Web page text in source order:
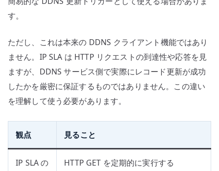
す。
ただし、これは本来の DDNS クライアント機能ではあり
ません。IP SLA は HTTP リクエストの到達性や応答を見
ますが、DDNS サービス側で実際にレコード更新が成功
したかを厳密に保証するものではありません。この違い
を理解して使う必要があります。
観点 見ること
IP SLA の
HTTP GET を定期的に実行する